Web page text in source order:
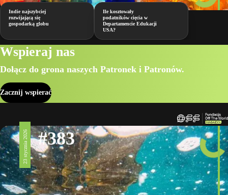
Indie najszybciej
rozwijającą się
gospodarką globu
Ile kosztowały
podatników cięcia w
Departamencie Edukacji
USA?
Wspieraj nas
Dołącz do grona naszych Patronek i Patronów.
Zacznij wspierać
23 stycznia 2026 #383